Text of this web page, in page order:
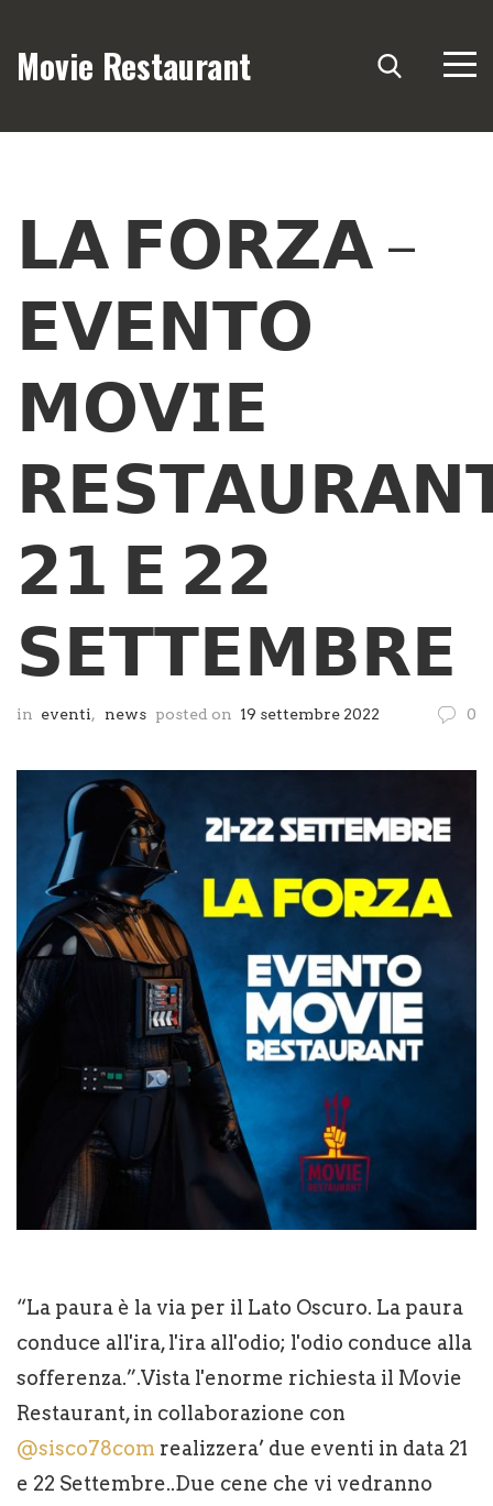
Movie Restaurant
𝗟𝗔 𝗙𝗢𝗥𝗭𝗔 –
𝗘𝗩𝗘𝗡𝗧𝗢
𝗠𝗢𝗩𝗜𝗘
𝟮𝟭 𝗘 𝟮𝟮
𝗦𝗘𝗧𝗧𝗘𝗠𝗕𝗥𝗘
in eventi, news posted on 19 settembre 2022 0
“La paura è la via per il Lato Oscuro. La paura
conduce all'ira, l'ira all'odio; l'odio conduce alla
sofferenza.”.Vista l'enorme richiesta il Movie
Restaurant, in collaborazione con
@sisco78com realizzera’ due eventi in data 21
e 22 Settembre..Due cene che vi vedranno